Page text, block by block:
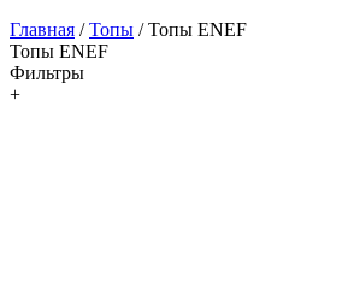
Главная /Топы /Топы ENEF
Топы ENEF
Фильтры
+